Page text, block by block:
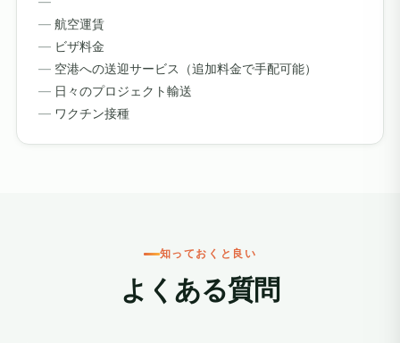
航空運賃
ビザ料金
空港への送迎サービス（追加料金で手配可能）
日々のプロジェクト輸送
ワクチン接種
知っておくと良い
よくある質問